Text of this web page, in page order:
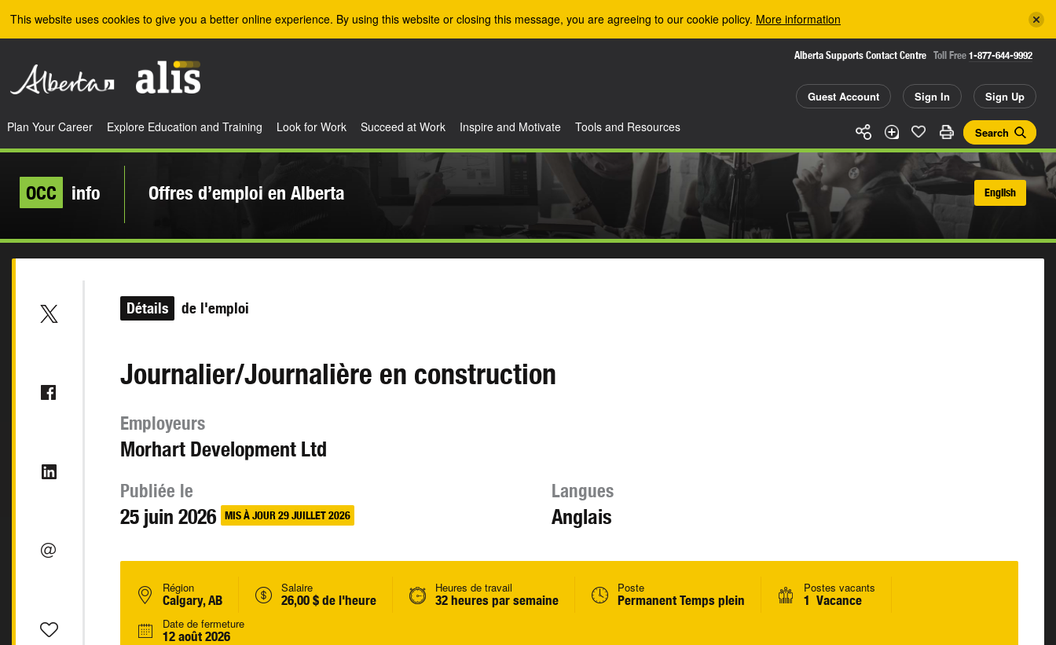
This website uses cookies to give you a better online experience. By using this website or closing this message, you are agreeing to our cookie policy. More information
Alberta Supports Contact Centre Toll Free 1-877-644-9992
Guest Account Sign In Sign Up
Search
Plan Your Career Explore Education and Training Look for Work Succeed at Work Inspire and Motivate Tools and Resources
OCC info Offres d’emploi en Alberta English
Détails de l'emploi
Journalier/Journalière en construction
Employeurs
Morhart Development Ltd
Publiée le
25 juin 2026 MIS À JOUR 29 JUILLET 2026
Langues
Anglais
Région
Calgary, AB
Salaire
26,00 $ de l'heure
Heures de travail
32 heures par semaine
Poste
Permanent Temps plein
Postes vacants
1 Vacance
Date de fermeture
12 août 2026